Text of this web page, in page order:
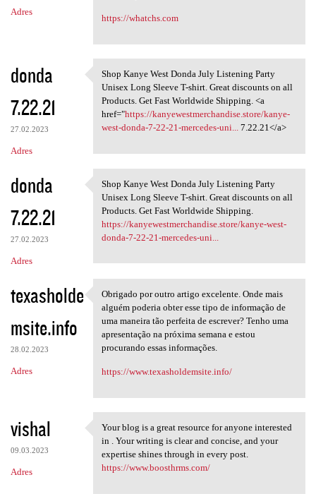
Adres
https://whatchs.com
donda
7.22.21
27.02.2023
Adres
Shop Kanye West Donda July
Shop Kanye West Donda July Listening Party
Unisex Long Sleeve T-shirt. Great discounts on all
Products. Get Fast Worldwide Shipping. <a
href="https://kanyewestmerchandise.store/kanye-
west-donda-7-22-21-mercedes-uni...7.22.21</a>
donda
7.22.21
27.02.2023
Adres
Shop Kanye West Donda July
Shop Kanye West Donda July Listening Party
Unisex Long Sleeve T-shirt. Great discounts on all
Products. Get Fast Worldwide Shipping.
https://kanyewestmerchandise.store/kanye-west-
donda-7-22-21-mercedes-uni...
texasholde
msite.info
28.02.2023
Adres
Obrigado por outro artigo
Obrigado por outro artigo excelente. Onde mais
alguém poderia obter esse tipo de informação de
uma maneira tão perfeita de escrever? Tenho uma
apresentação na próxima semana e estou
procurando essas informações.
https://www.texasholdemsite.info/
vishal
09.03.2023
Adres
Your blog is a great resource
Your blog is a great resource for anyone interested
in . Your writing is clear and concise, and your
expertise shines through in every post.
https://www.boosthrms.com/